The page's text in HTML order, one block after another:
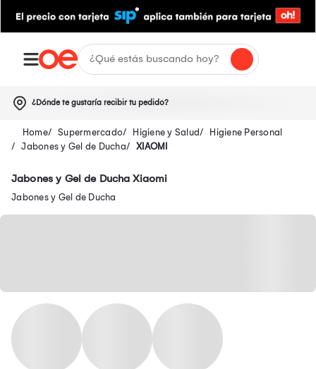
¿Dónde te gustaría recibir tu pedido?
Supermercado Higiene y Salud
Higiene Personal
Jabones y Gel de Ducha
XIAOMI
Jabones y Gel de Ducha Xiaomi
Jabones y Gel de Ducha